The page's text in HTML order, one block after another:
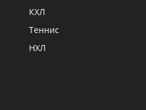
КХЛ
Теннис
НХЛ